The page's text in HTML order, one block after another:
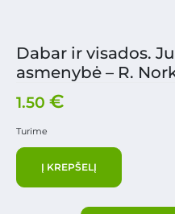
Dabar ir visados.
asmenybė – R.
1.50 €
Turime
Į KREPŠELĮ